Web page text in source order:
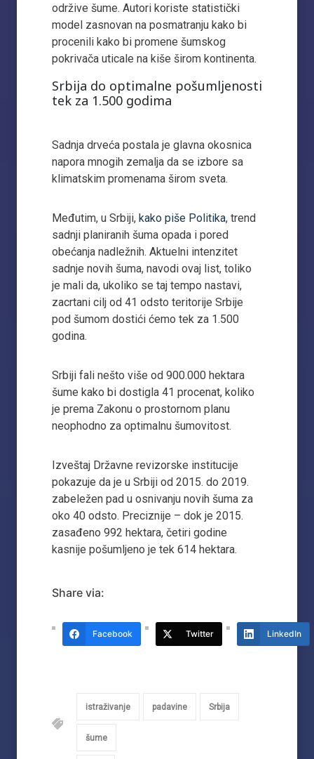
održive šume. Autori koriste statistički
model zasnovan na posmatranju kako bi
procenili kako bi promene šumskog
pokrivača uticale na kiše širom kontinenta.
Srbija do optimalne pošumljenosti
tek za 1.500 godima
Sadnja drveća postala je glavna okosnica
napora mnogih zemalja da se izbore sa
klimatskim promenama širom sveta.
Međutim, u Srbiji, kako piše Politika, trend
sadnji planiranih šuma opada i pored
obećanja nadležnih. Aktuelni intenzitet
sadnje novih šuma, navodi ovaj list, toliko
je mali da, ukoliko se taj tempo nastavi,
zacrtani cilj od 41 odsto teritorije Srbije
pod šumom dostići ćemo tek za 1.500
godina.
Srbiji fali nešto više od 900.000 hektara
šume kako bi dostigla 41 procenat, koliko
je prema Zakonu o prostornom planu
neophodno za optimalnu šumovitost.
Izveštaj Državne revizorske institucije
pokazuje da je u Srbiji od 2015. do 2019.
zabeležen pad u osnivanju novih šuma za
oko 40 odsto. Preciznije – dok je 2015.
zasađeno 992 hektara, četiri godine
kasnije pošumljeno je tek 614 hektara.
Share via:
Facebook Twitter LinkedIn
istraživanje padavine Srbija
šume